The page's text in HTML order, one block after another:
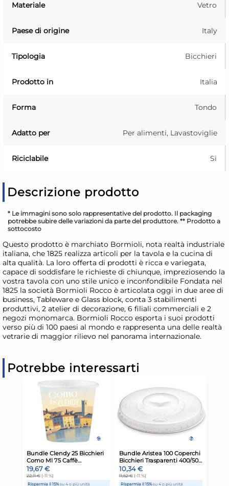
Materiale Vetro
Paese di origine Italy
Tipologia Bicchieri
Prodotto in Italia
Forma Tondo
Adatto per Per alimenti, Lavastoviglie
Riciclabile Sì
Descrizione prodotto
* Le immagini sono solo rappresentative del prodotto. Il packaging
potrebbe subire delle variazioni da parte del produttore. ** Prodotto a
sottocosto
Questo prodotto è marchiato Bormioli, nota realtà industriale
italiana, che 1825 realizza articoli per la tavola e la cucina di
alta qualità. La loro offerta di prodotti è ricca e variegata,
capace di soddisfare le richieste di chiunque, impreziosendo la
vostra tavola con uno stile unico e inconfondibile Fondata nel
1825 la società Bormioli Rocco è articolata oggi in due aree di
business, Tableware e Glass block, conta 3 stabilimenti
produttivi, 2 atelier di decorazione, 6 filiali commerciali e 2
negozi monomarca. Bormioli Rocco esporta i suoi prodotti
verso più di 100 paesi al mondo e rappresenta una delle realtà
vetrarie di maggior rilievo nel panorama internazionale.
Potrebbe interessarti